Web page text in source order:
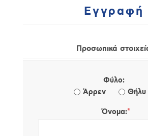
Εγγραφή
Προσωπικά
Φύλο:
Άρρεν
Θήλυ
Όνομα:*